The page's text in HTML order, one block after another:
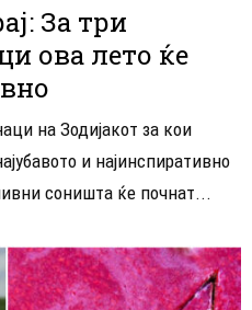
За три
ова лето ќе
на Зодијакот за кои
и најинспиративно
соништа ќе почнат...